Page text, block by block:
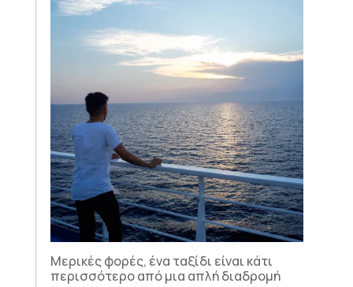
Μερικές φορές, ένα ταξίδι είναι κάτι
περισσότερο από μια απλή διαδρομή